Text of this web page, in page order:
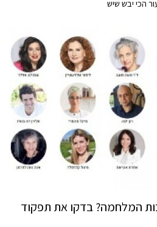
הכי יבש שיש
המלחמה? בדקו את תפקוד